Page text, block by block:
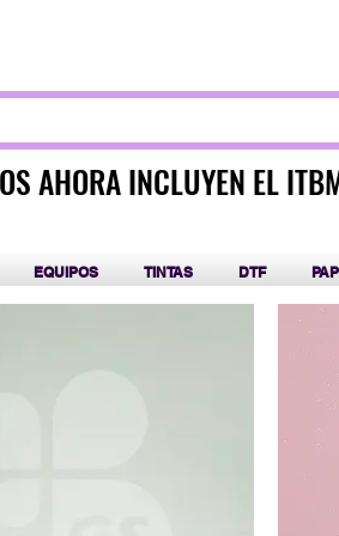
AHORA INCLUYEN EL
AHORA INCLUYEN EL
EQUIPOS TINTAS DTF